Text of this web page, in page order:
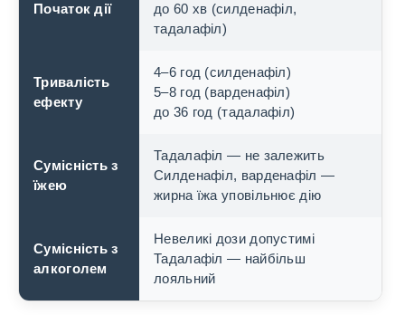
Початок дії
до 60 хв (силденафіл,
тадалафіл)
Тривалість
ефекту
4–6 год (силденафіл)
5–8 год (варденафіл)
до 36 год (тадалафіл)
Сумісність з
їжею
Тадалафіл — не залежить
Силденафіл, варденафіл —
жирна їжа уповільнює дію
Сумісність з
алкоголем
Невеликі дози допустимі
Тадалафіл — найбільш
лояльний